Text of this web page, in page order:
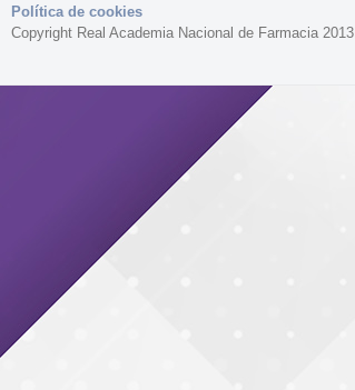
Política de cookies
Copyright Real Academia Nacional de Farmacia 2013